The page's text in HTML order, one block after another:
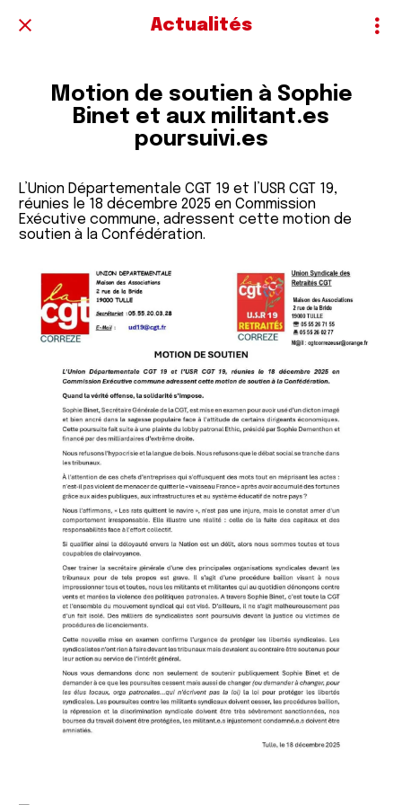
Actualités
Motion de soutien à Sophie
Binet et aux militant.es
poursuivi.es
L’Union Départementale CGT 19 et l’USR CGT 19,
réunies le 18 décembre 2025 en Commission
Exécutive commune, adressent cette motion de
soutien à la Confédération.